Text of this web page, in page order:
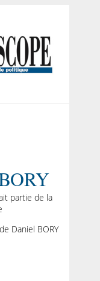
partie de la
Daniel BORY